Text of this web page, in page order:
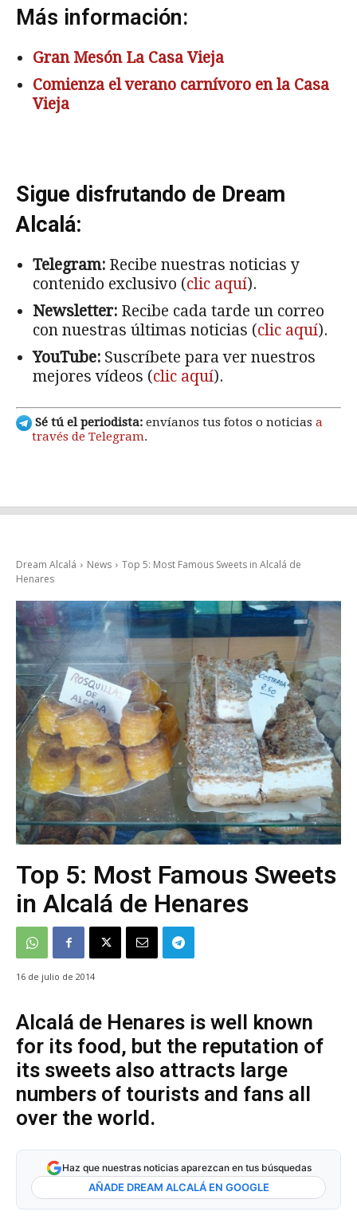
Más información:
Gran Mesón La Casa Vieja
Comienza el verano carnívoro en la Casa
Vieja
Sigue disfrutando de Dream
Alcalá:
Telegram: Recibe nuestras noticias y
contenido exclusivo (clic aquí).
Newsletter: Recibe cada tarde un correo
con nuestras últimas noticias (clic aquí).
YouTube: Suscríbete para ver nuestros
mejores vídeos (clic aquí).
Sé tú el periodista: envíanos tus fotos o noticias a
través de Telegram.